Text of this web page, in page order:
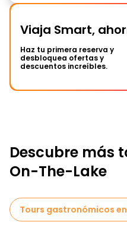
Viaja Smart,
Haz tu primera reserva y
desbloquea ofertas y
descuentos increíbles.
Descubre más
On-The-Lake
Tours gastronómicos